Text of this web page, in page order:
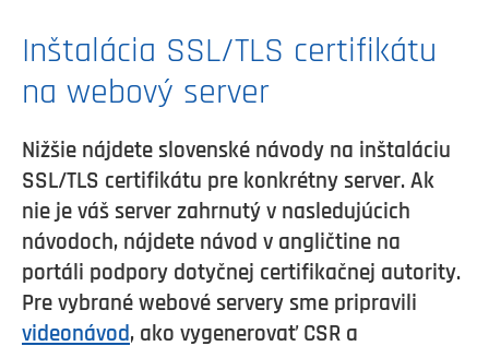
Inštalácia SSL/TLS certifikátu
na webový server
Nižšie nájdete slovenské návody na inštaláciu
SSL/TLS certifikátu pre konkrétny server. Ak
nie je váš server zahrnutý v nasledujúcich
návodoch, nájdete návod v angličtine na
portáli podpory dotyčnej certifikačnej autority.
Pre vybrané webové servery sme pripravili
videonávod, ako vygenerovať CSR a